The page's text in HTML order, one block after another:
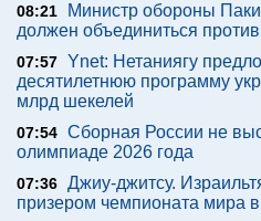
08:21
Министр обороны
должен объединиться
07:57 Ynet: Нетаниягу
десятилетнюю программу
млрд шекелей
07:54 Сборная России не
олимпиаде 2026 года
07:36 Джиу-джитсу.
призером чемпионата мира